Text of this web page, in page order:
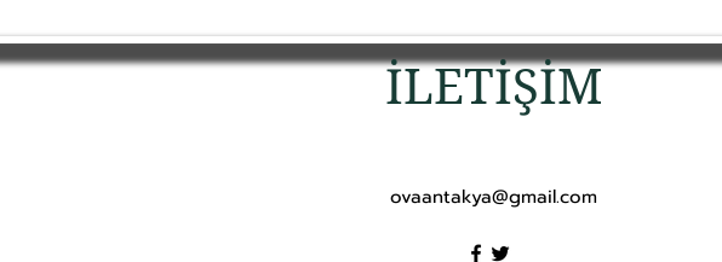
İLETİŞİM
ovaantakya@gmail.com